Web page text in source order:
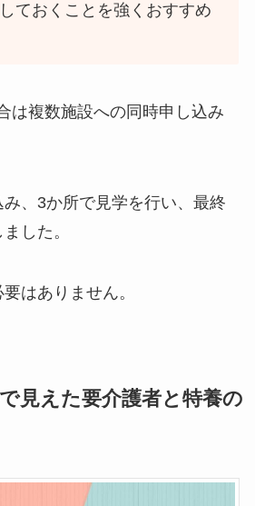
ておくことを強くおすすめ
は複数施設への同時申し込み
、3か所で見学を行い、最終
した。
はありません。
見えた要介護者と特養の